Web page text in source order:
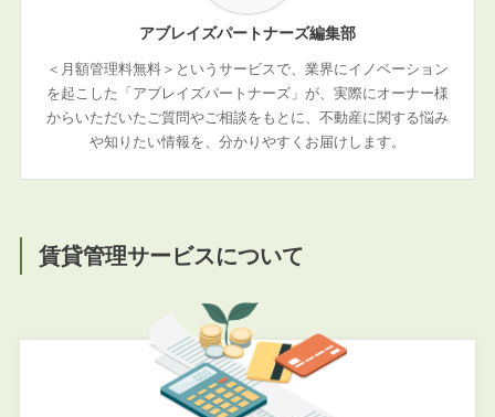
アブレイズパートナーズ編集部
＜月額管理料無料＞というサービスで、業界にイノベーション
を起こした「アブレイズパートナーズ」が、実際にオーナー様
からいただいたご質問やご相談をもとに、不動産に関する悩み
や知りたい情報を、分かりやすくお届けします。
賃貸管理サービスについて